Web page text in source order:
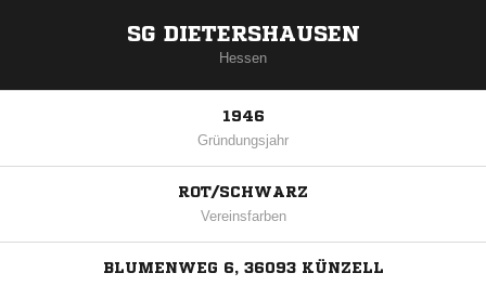
SG DIETERSHAUSEN
Hessen
1946
Gründungsjahr
ROT/SCHWARZ
Vereinsfarben
BLUMENWEG 6, 36093 KÜNZELL